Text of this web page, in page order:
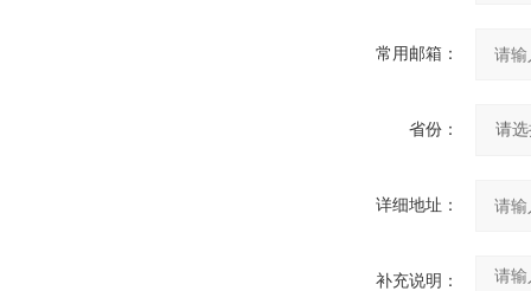
常用邮箱：
省份：
详细地址：
补充说明：